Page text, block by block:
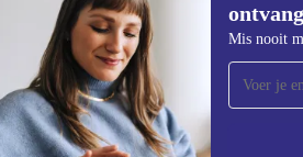
Mis nooit
Meld je aan voor
ontvang €15 korting!
Mis nooit meer een